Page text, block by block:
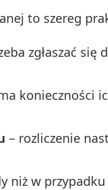
to szereg
zgłaszać się
konieczności
– rozliczenie
niż w